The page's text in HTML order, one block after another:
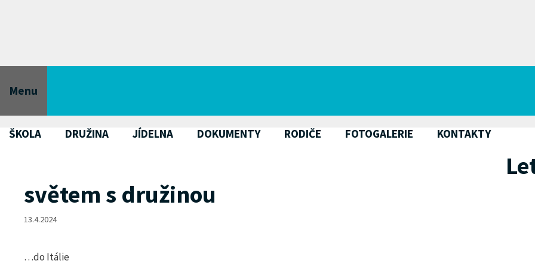
Menu
ŠKOLA DRUŽINA JÍDELNA DOKUMENTY RODIČE FOTOGALERIE KONTAKTY
světem s družinou
13.4.2024
…do Itálie